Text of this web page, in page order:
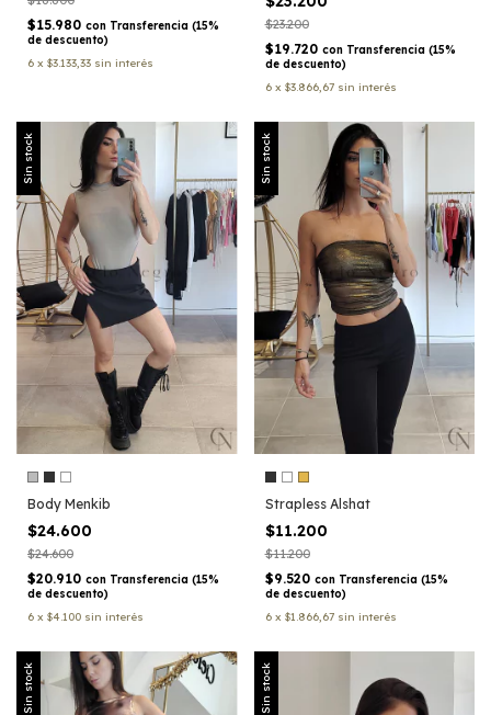
$15.980 con Transferencia (15%
de descuento)
6 x $3.133,33 sin interés
$23.200
$19.720 con Transferencia (15%
de descuento)
6 x $3.866,67 sin interés
Sin stock
Body Menkib
$24.600
$24.600
$20.910 con Transferencia (15%
de descuento)
6 x $4.100 sin interés
Sin stock
Strapless Alshat
$11.200
$11.200
$9.520 con Transferencia (15%
de descuento)
6 x $1.866,67 sin interés
Sin stock Sin stock